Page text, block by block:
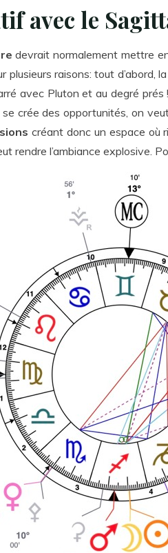
avec le
devrait normalement mettre
raisons: tout d’abord, la
avec Pluton et au degré
crée des opportunités, on
créant donc un espace où
rendre l’ambiance explosive.